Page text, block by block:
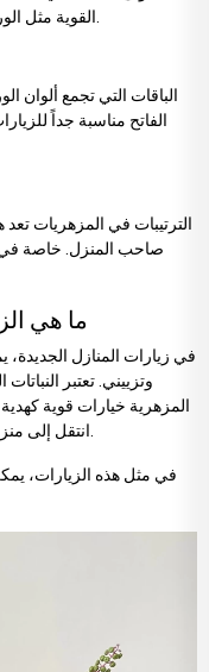
القوية مثل الورود الحمراء، تبرز الخيارات الأكثر حيادية وودودة.
الباقات التي تجمع ألوان
الفاتح مناسبة جداً
الترتيبات في المزهريات
صاحب المنزل. خاصة
ما هي
في زيارات المنازل
وتزييني. تعتبر
المزهرية خيارات قوية
انتقل إلى منزل جديد تجدد طاقة المنزل وتضيف لمسة تزيينية.
في مثل هذه الزيارات،